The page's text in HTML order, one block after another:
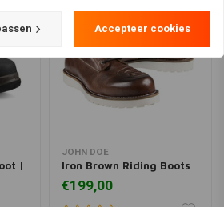
ijzeren oogjes en veterhaken
tussenzool
met:
tot 300°C (HRO)
(HI)
|
JOHN DOE
Iron Brown Riding Boots
€199,00
Accepteer cookies